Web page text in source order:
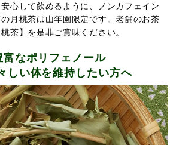
心して飲めるように、ノンカフェイン
月桃茶は山年園限定です。老舗のお茶
茶】を是非ご賞味ください。
富なポリフェノール
しい体を維持したい方へ